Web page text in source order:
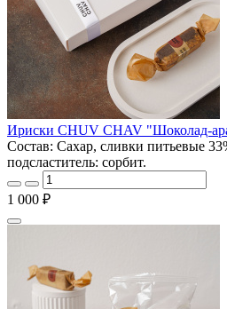
Ириски CHUV CHAV "Шоколад-
Состав: Сахар, сливки питьевые
подсластитель: сорбит.
1 000 ₽